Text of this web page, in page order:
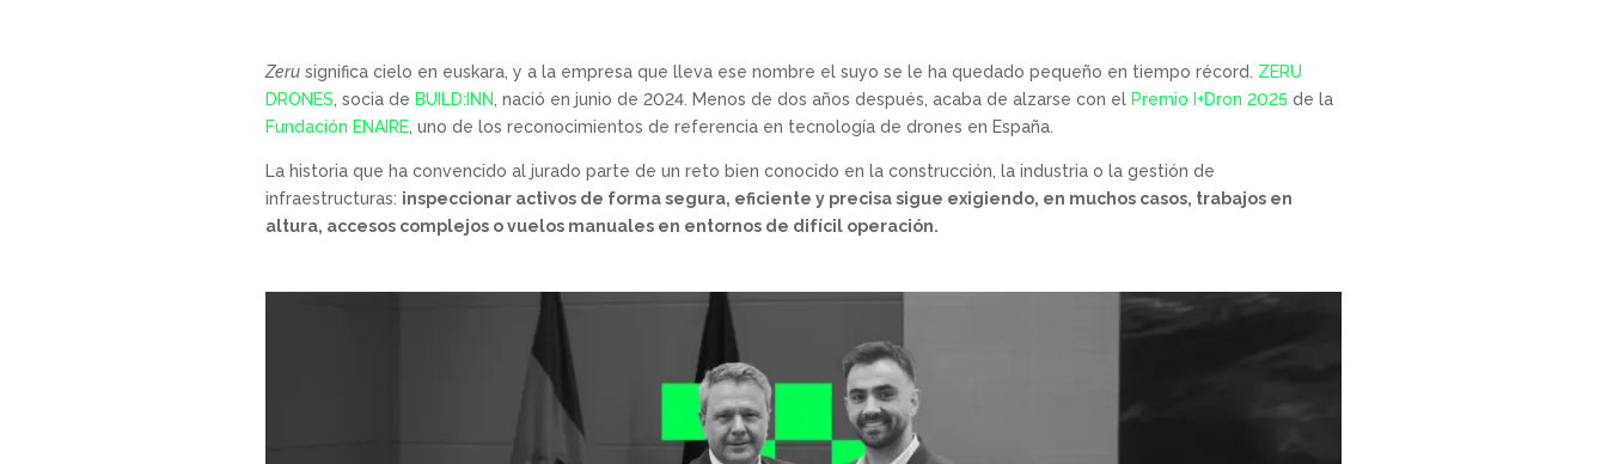
Zeru significa cielo en euskara, y a la empresa que lleva ese nombre el suyo se le ha quedado pequeño en tiempo récord. ZERU
DRONES, socia de BUILD:INN, nació en junio de 2024. Menos de dos años después, acaba de alzarse con el Premio I+Dron 2025 de la
Fundación ENAIRE, uno de los reconocimientos de referencia en tecnología de drones en España.
La historia que ha convencido al jurado parte de un reto bien conocido en la construcción, la industria o la gestión de
infraestructuras: inspeccionar activos de forma segura, eficiente y precisa sigue exigiendo, en muchos casos, trabajos en
altura, accesos complejos o vuelos manuales en entornos de difícil operación.